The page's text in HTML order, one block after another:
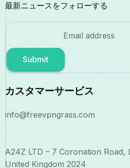
最新ニュースをフォローする
Submit
カスタマーサービス
info@freevpngrass.com
A24Z LTD – 7 Coronation Road,
United Kingdom 2024